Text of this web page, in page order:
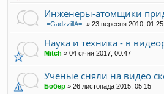
Инженеры-атомщики
-=GadzzillA=- » 23 вересня 2010, 01:25
Наука и техника - в
Mitch » 04 січня 2017, 00:47
Ученые сняли на видео
Бобёр » 26 листопада 2015, 05:15